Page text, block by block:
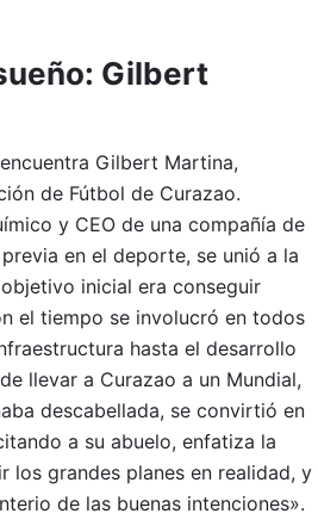
Gilbert
Gilbert Martina,
de Fútbol de Curazao.
y CEO de una compañía de
en el deporte, se unió a la
inicial era conseguir
el tiempo se involucró en todos
hasta el desarrollo
llevar a Curazao a un Mundial,
descabellada, se convirtió en
a su abuelo, enfatiza la
los grandes planes en realidad, y
de las buenas intenciones».